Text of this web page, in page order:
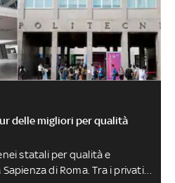
delle migliori per qualità
statali per qualità e
di Roma. Tra i privati il